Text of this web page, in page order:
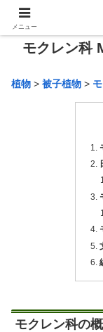
モクレン科
植物 > 被子植物 >
モクレン科の
メニュー